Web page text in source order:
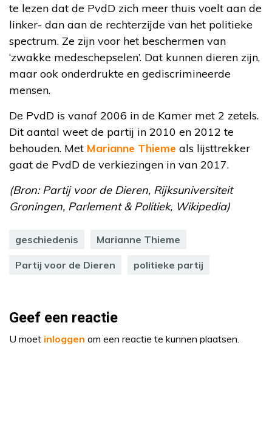
te lezen dat de PvdD zich meer thuis voelt aan de
linker- dan aan de rechterzijde van het politieke
spectrum. Ze zijn voor het beschermen van
‘zwakke medeschepselen’. Dat kunnen dieren zijn,
maar ook onderdrukte en gediscrimineerde
mensen.
De PvdD is vanaf 2006 in de Kamer met 2 zetels.
Dit aantal weet de partij in 2010 en 2012 te
behouden. Met Marianne Thieme als lijsttrekker
gaat de PvdD de verkiezingen in van 2017.
(Bron: Partij voor de Dieren, Rijksuniversiteit
Groningen, Parlement & Politiek, Wikipedia)
geschiedenis Marianne Thieme
Partij voor de Dieren politieke partij
Geef een reactie
U moet inloggen om een reactie te kunnen plaatsen.